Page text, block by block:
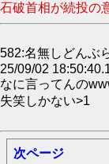
石破首相が続投の
582:名無しどんぶ
25/09/02
なに言ってんの
失笑しかない>1
次ページ